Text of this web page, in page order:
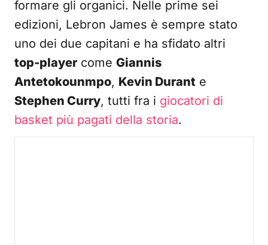
formare gli organici. Nelle prime sei
edizioni, Lebron James è sempre stato
uno dei due capitani e ha sfidato altri
top-player come Giannis
Antetokounmpo, Kevin Durant e
Stephen Curry, tutti fra i giocatori di
basket più pagati della storia.